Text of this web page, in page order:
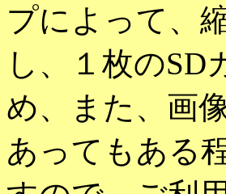
プによって、
し、１枚の
め、また、画
あってもある